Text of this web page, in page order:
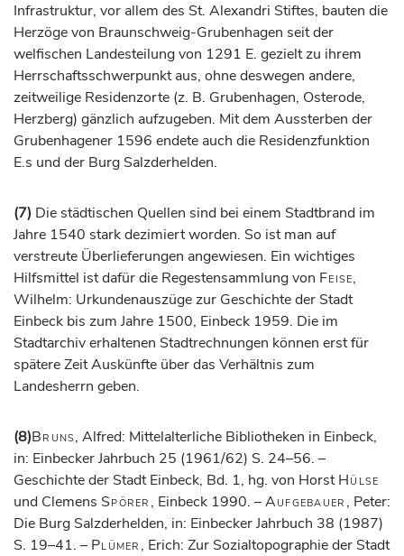
Infrastruktur, vor allem des St. Alexandri Stiftes, bauten die
Herzögevon Braunschweig-Grubenhagen seit der
welfischen Landesteilung von 1291 E. gezielt zu ihrem
Herrschaftsschwerpunkt aus, ohne deswegen andere,
zeitweilige Residenzorte (z. B. Grubenhagen, Osterode,
Herzberg) gänzlich aufzugeben. Mit dem Aussterben der
Grubenhagener 1596 endete auch die Residenzfunktion
E.s und der Burg Salzderhelden.
(7) Die städtischen Quellen sind bei einem Stadtbrand im
Jahre 1540 stark dezimiert worden. So ist man auf
verstreute Überlieferungen angewiesen. Ein wichtiges
Hilfsmittel ist dafür die Regestensammlung von Feise,
Wilhelm: Urkundenauszüge zur Geschichte der Stadt
Einbeck bis zum Jahre 1500, Einbeck 1959. Die im
Stadtarchiv erhaltenen Stadtrechnungen können erst für
spätere Zeit Auskünfte über das Verhältnis zum
Landesherrn geben.
(8)Bruns, Alfred: Mittelalterliche Bibliotheken in Einbeck,
in: Einbecker Jahrbuch 25 (1961/62) S. 24–56. –
Geschichte der Stadt Einbeck, Bd. 1, hg. von HorstHülse
und Clemens Spörer, Einbeck 1990. –Aufgebauer, Peter:
Die Burg Salzderhelden, in: Einbecker Jahrbuch 38 (1987)
S. 19–41. – Plümer, Erich: Zur Sozialtopographie der Stadt